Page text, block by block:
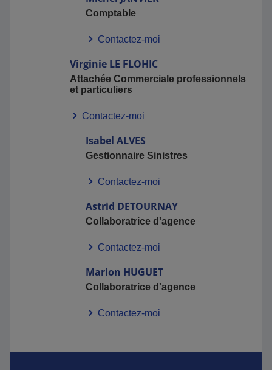
MMA présent sur les réseaux avec notre site officiel
Comptable
Contactez-moi
Virginie LE FLOHIC
Attachée Commerciale professionnels
et particuliers
Contactez-moi
Isabel ALVES
Gestionnaire Sinistres
Contactez-moi
Astrid DETOURNAY
Collaboratrice d'agence
Contactez-moi
Marion HUGUET
Collaboratrice d'agence
Contactez-moi